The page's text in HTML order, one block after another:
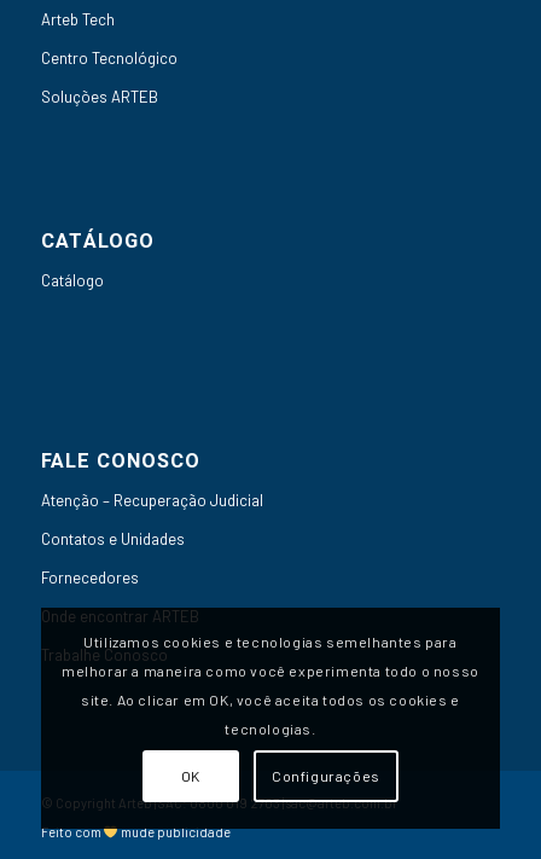
Arteb Tech
Centro Tecnológico
Soluções ARTEB
CATÁLOGO
Catálogo
FALE CONOSCO
Atenção – Recuperação Judicial
Contatos e Unidades
Fornecedores
Onde encontrar ARTEB
Trabalhe Conosco
© Copyright Arteb | SAC:0800 019 2703|sac@arteb.com.br
Feito com
mude publicidade
Utilizamos cookies e tecnologias semelhantes para
melhorar a maneira como você experimenta todo o nosso
site. Ao clicar em OK, você aceita todos os cookies e
tecnologias.
OK Configurações